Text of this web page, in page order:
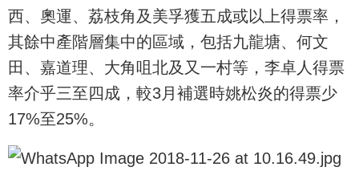
西、奧運、荔枝角及美孚獲五成或以上得票率，
其餘中產階層集中的區域，包括九龍塘、何文
田、嘉道理、大角咀北及又一村等，李卓人得票
率介乎三至四成，較3月補選時姚松炎的得票少
17%至25%。